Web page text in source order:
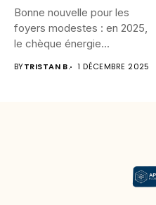
Bonne nouvelle pour les
foyers modestes : en 2025,
le chèque énergie...
BYTRISTAN B. 1 DÉCEMBRE 2025